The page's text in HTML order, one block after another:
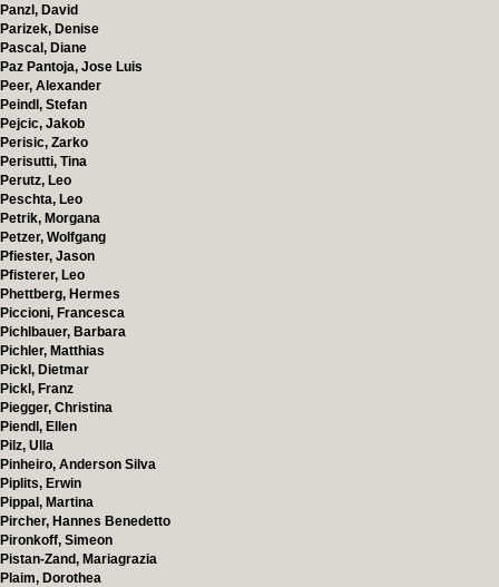
Panzl, David
Parizek, Denise
Pascal, Diane
Paz Pantoja, Jose Luis
Peer, Alexander
Peindl, Stefan
Pejcic, Jakob
Perisic, Zarko
Perisutti, Tina
Perutz, Leo
Peschta, Leo
Petrik, Morgana
Petzer, Wolfgang
Pfiester, Jason
Pfisterer, Leo
Phettberg, Hermes
Piccioni, Francesca
Pichlbauer, Barbara
Pichler, Matthias
Pickl, Dietmar
Pickl, Franz
Piegger, Christina
Piendl, Ellen
Pilz, Ulla
Pinheiro, Anderson Silva
Piplits, Erwin
Pippal, Martina
Pircher, Hannes Benedetto
Pironkoff, Simeon
Pistan-Zand, Mariagrazia
Plaim, Dorothea